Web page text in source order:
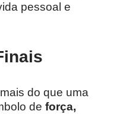
pessoal e
do que uma
de força,